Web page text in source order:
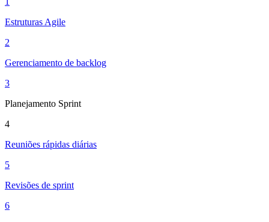
Estruturas Agile
2
Gerenciamento de backlog
3
Planejamento Sprint
4
Reuniões rápidas diárias
5
Revisões de sprint
6